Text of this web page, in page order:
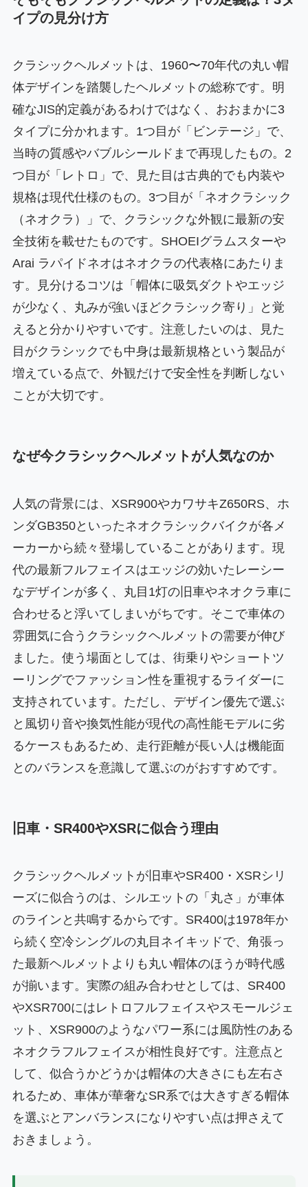
イプの見分け方
クラシックヘルメットは、1960〜70年代の丸い帽
体デザインを踏襲したヘルメットの総称です。明
確なJIS的定義があるわけではなく、おおまかに3
タイプに分かれます。1つ目が「ビンテージ」で、
当時の質感やバブルシールドまで再現したもの。2
つ目が「レトロ」で、見た目は古典的でも内装や
規格は現代仕様のもの。3つ目が「ネオクラシック
（ネオクラ）」で、クラシックな外観に最新の安
全技術を載せたものです。SHOEIグラムスターや
Arai ラパイドネオはネオクラの代表格にあたりま
す。見分けるコツは「帽体に吸気ダクトやエッジ
が少なく、丸みが強いほどクラシック寄り」と覚
えると分かりやすいです。注意したいのは、見た
目がクラシックでも中身は最新規格という製品が
増えている点で、外観だけで安全性を判断しない
ことが大切です。
なぜ今クラシックヘルメットが人気なのか
人気の背景には、XSR900やカワサキZ650RS、ホ
ンダGB350といったネオクラシックバイクが各メ
ーカーから続々登場していることがあります。現
代の最新フルフェイスはエッジの効いたレーシー
なデザインが多く、丸目1灯の旧車やネオクラ車に
合わせると浮いてしまいがちです。そこで車体の
雰囲気に合うクラシックヘルメットの需要が伸び
ました。使う場面としては、街乗りやショートツ
ーリングでファッション性を重視するライダーに
支持されています。ただし、デザイン優先で選ぶ
と風切り音や換気性能が現代の高性能モデルに劣
るケースもあるため、走行距離が長い人は機能面
とのバランスを意識して選ぶのがおすすめです。
旧車・SR400やXSRに似合う理由
クラシックヘルメットが旧車やSR400・XSRシリ
ーズに似合うのは、シルエットの「丸さ」が車体
のラインと共鳴するからです。SR400は1978年か
ら続く空冷シングルの丸目ネイキッドで、角張っ
た最新ヘルメットよりも丸い帽体のほうが時代感
が揃います。実際の組み合わせとしては、SR400
やXSR700にはレトロフルフェイスやスモールジェ
ット、XSR900のようなパワー系には風防性のある
ネオクラフルフェイスが相性良好です。注意点と
して、似合うかどうかは帽体の大きさにも左右さ
れるため、車体が華奢なSR系では大きすぎる帽体
を選ぶとアンバランスになりやすい点は押さえて
おきましょう。